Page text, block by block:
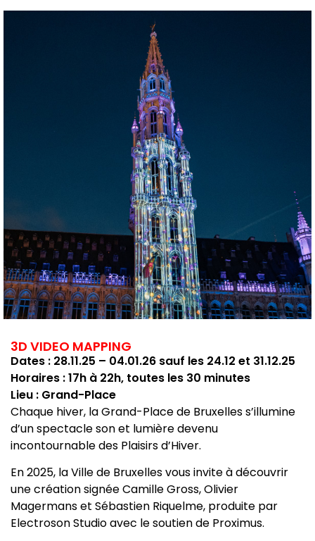
3D VIDEO MAPPING
Dates : 28.11.25 – 04.01.26 sauf les 24.12 et 31.12.25
Horaires : 17h à 22h, toutes les 30 minutes
Lieu : Grand-Place
Chaque hiver, la Grand-Place de Bruxelles s’illumine
d’un spectacle son et lumière devenu
incontournable des Plaisirs d’Hiver.
En 2025, la Ville de Bruxelles vous invite à découvrir
une création signée Camille Gross, Olivier
Magermans et Sébastien Riquelme, produite par
Electroson Studio avec le soutien de Proximus.